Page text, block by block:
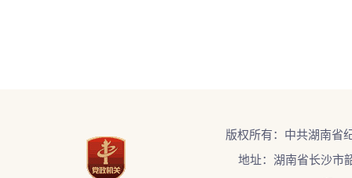
版权所有：中共湖南省
地址：湖南省长沙市